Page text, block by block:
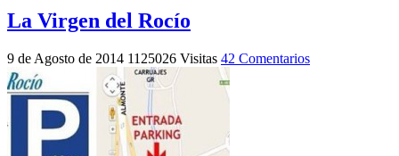
La Virgen del Rocío
9 de Agosto de 2014 1125026 Visitas 42 Comentarios